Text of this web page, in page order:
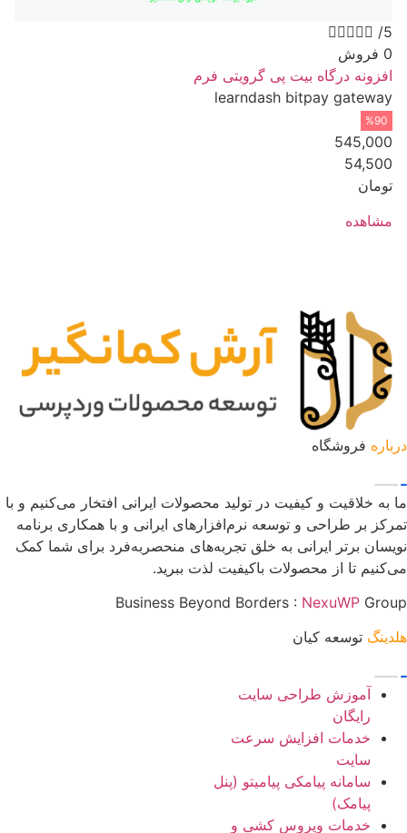
 /5
0 فروش
افزونه درگاه بیت پی گرویتی فرم
learndash bitpay gateway
%90
545,000
54,500
تومان
مشاهده
درباره فروشگاه
ما به خلاقیت و کیفیت در تولید محصولات ایرانی افتخار می‌کنیم و با
تمرکز بر طراحی و توسعه نرم‌افزارهای ایرانی و با همکاری برنامه
نویسان برتر ایرانی به خلق تجربه‌های منحصربه‌فرد برای شما کمک
می‌کنیم تا از محصولات باکیفیت لذت ببرید.
Business Beyond Borders : NexuWP Group
هلدینگ توسعه کیان
آموزش طراحی سایت
رایگان
خدمات افزایش سرعت
سایت
سامانه پیامکی پیامیتو (پنل
پیامک)
خدمات ویروس کشی و